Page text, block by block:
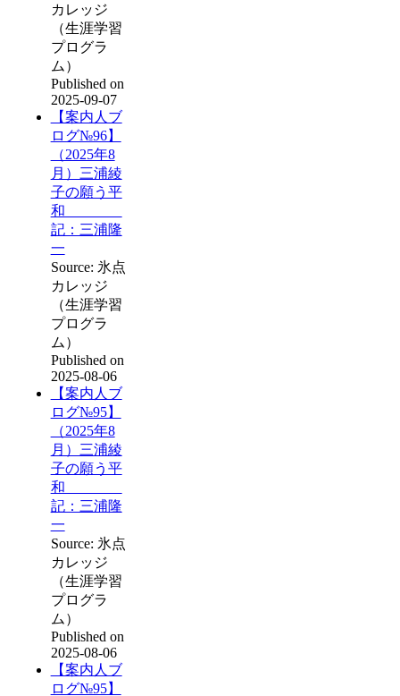
カレッジ
（生涯学習
プログラ
ム）
Published on
2025-09-07
【案内人ブ
ログ№96】
（2025年8
月）三浦綾
子の願う平
和
記：三浦隆
一
Source: 氷点
カレッジ
（生涯学習
プログラ
ム）
Published on
2025-08-06
【案内人ブ
ログ№95】
（2025年8
月）三浦綾
子の願う平
和
記：三浦隆
一
Source: 氷点
カレッジ
（生涯学習
プログラ
ム）
Published on
2025-08-06
【案内人ブ
ログ№95】